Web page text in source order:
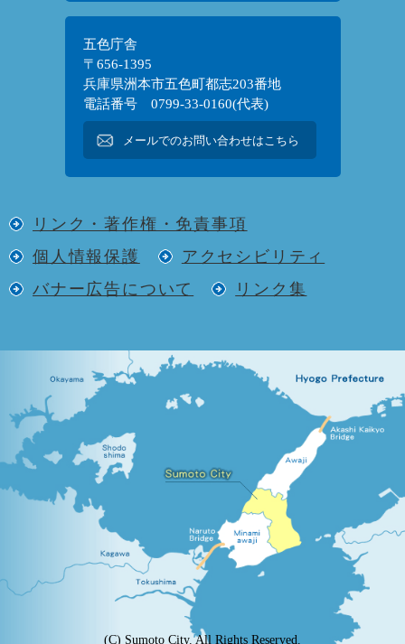
五色庁舎
〒656-1395
兵庫県洲本市五色町都志203番地
電話番号 0799-33-0160(代表)
メールでのお問い合わせはこちら
リンク・著作権・免責事項
個人情報保護
アクセシビリティ
バナー広告について
リンク集
(C) Sumoto City. All Rights Reserved.